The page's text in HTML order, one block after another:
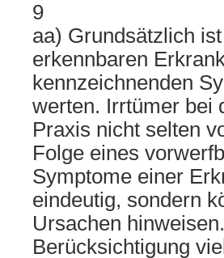
9
aa) Grundsätzlich
erkennbaren
kennzeichnenden
werten. Irrtümer bei
Praxis nicht selten
Folge eines
Symptome einer
eindeutig, sondern
Ursachen
Berücksichtigung